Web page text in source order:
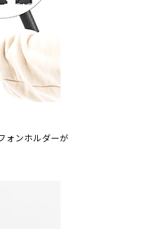
ォンホルダーが